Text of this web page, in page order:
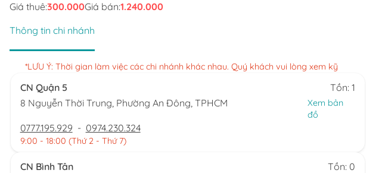
Giá thuê:300.000Giá bán:1.240.000
Thông tin chi nhánh
*LƯU Ý: Thời gian làm việc các chi nhánh khác nhau. Quý khách vui lòng xem kỹ
CN Quận 5
Tồn: 1
8 Nguyễn Thời Trung, Phường An Đông, TPHCM
Xem bản
đồ
0777.195.929 - 0974.230.324
9:00 - 18:00 (Thứ 2 - Thứ 7)
CN Bình Tân
Tồn: 0